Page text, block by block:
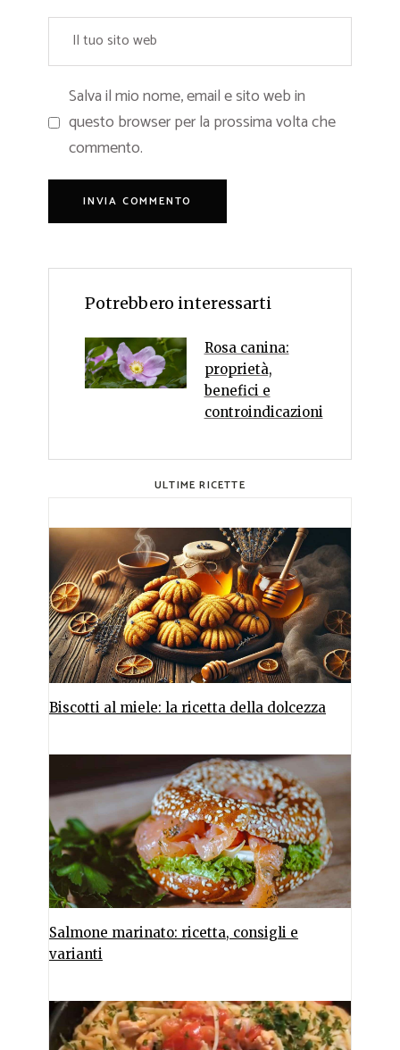
Salva il mio nome, email e sito web in
questo browser per la prossima volta che
commento.
Potrebbero interessarti
Rosa canina:
proprietà,
benefici e
controindicazioni
ULTIME RICETTE
Biscotti al miele: la ricetta della dolcezza
Salmone marinato: ricetta, consigli e
varianti